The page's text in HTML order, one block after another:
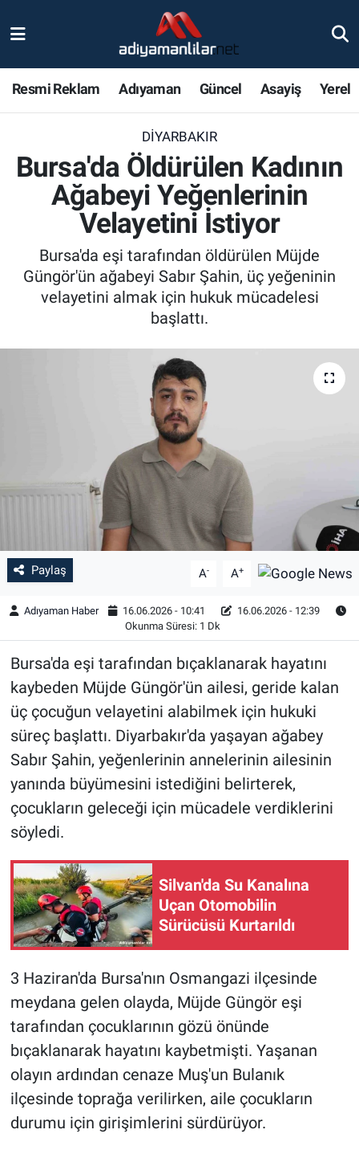
Resmi Reklam Adıyaman Güncel Asayiş Yerel
DIYARBAKIR
Bursa'da Öldürülen Kadının
Ağabeyi Yeğenlerinin
Velayetini İstiyor
Bursa'da eşi tarafından öldürülen Müjde
Güngör'ün ağabeyi Sabır Şahin, üç yeğeninin
velayetini almak için hukuk mücadelesi
başlattı.
Paylaş A- A+
Adıyaman Haber 16.06.2026 - 10:41
16.06.2026 - 12:39
Okunma Süresi: 1 Dk
Bursa'da eşi tarafından bıçaklanarak hayatını
kaybeden Müjde Güngör'ün ailesi, geride kalan
üç çocuğun velayetini alabilmek için hukuki
süreç başlattı. Diyarbakır'da yaşayan ağabey
Sabır Şahin, yeğenlerinin annelerinin ailesinin
yanında büyümesini istediğini belirterek,
çocukların geleceği için mücadele verdiklerini
söyledi.
Silvan'da Su Kanalına
Uçan Otomobilin
Sürücüsü Kurtarıldı
3 Haziran'da Bursa'nın Osmangazi ilçesinde
meydana gelen olayda, Müjde Güngör eşi
tarafından çocuklarının gözü önünde
bıçaklanarak hayatını kaybetmişti. Yaşanan
olayın ardından cenaze Muş'un Bulanık
ilçesinde toprağa verilirken, aile çocukların
durumu için girişimlerini sürdürüyor.
Magazin
Bölge Haberleri
Gündem
Asayiş
Sağlık
Yaşam
BİLİM VE TEKNOLOJİ
Şambayat Haber
Nöbetçi Eczaneler
Adiyaman Namaz Vakitleri
Trafik Durumu
Süper Lig Puan Durumu ve Fikstür
Tüm Manşetler
Son Dakika Haberleri
Haber Arşivi